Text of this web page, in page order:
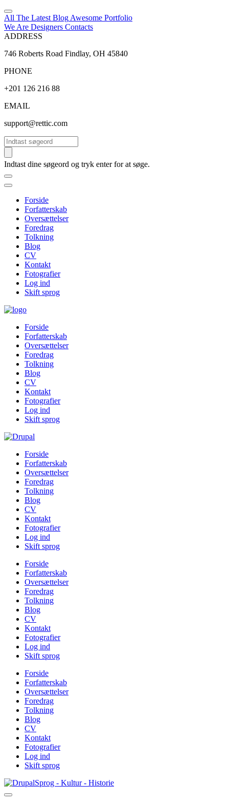
All The Latest Blog Awesome Portfolio
We Are Designers Contacts
ADDRESS
746 Roberts Road Findlay, OH 45840
PHONE
+201 126 216 88
EMAIL
support@rettic.com
Søg
Indtast dine søgeord og tryk enter for at søge.
Forside
Forfatterskab
Oversættelser
Foredrag
Tolkning
Blog
CV
Kontakt
Fotografier
Log ind
Skift sprog
Forside
Forfatterskab
Oversættelser
Foredrag
Tolkning
Blog
CV
Kontakt
Fotografier
Log ind
Skift sprog
Forside
Forfatterskab
Oversættelser
Foredrag
Tolkning
Blog
CV
Kontakt
Fotografier
Log ind
Skift sprog
Forside
Forfatterskab
Oversættelser
Foredrag
Tolkning
Blog
CV
Kontakt
Fotografier
Log ind
Skift sprog
Forside
Forfatterskab
Oversættelser
Foredrag
Tolkning
Blog
CV
Kontakt
Fotografier
Log ind
Skift sprog
Gå
til
Sprog - Kultur - Historie